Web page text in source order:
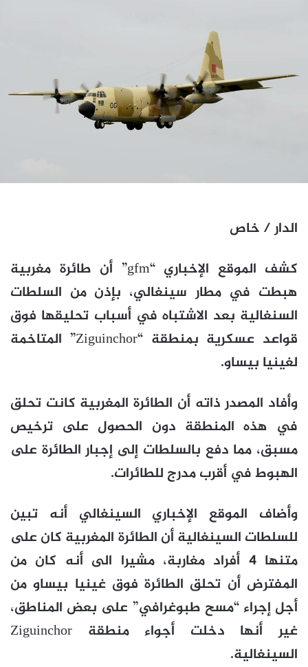
الدار / خاص
كشف الموقع الإخباري “gfm” أن طائرة مغربية
هبطت في مطار سينغالي، بإذن من السلطات
السنغالية بعد الاشتباه في أسباب تحليقها فوق
قواعد عسكرية بمنطقة “Ziguinchor” المتاخمة
لغينيا بيساو.
وأفاد المصدر ذاته أن الطائرة المغربية كانت تحلق
في هذه المنطقة دون الحصول على ترخيص
مسبق، مما دفع بالسلطات إلى إجبار الطائرة على
الهبوط في أقرب مدرج للطائرات.
وأضاف الموقع الإخباري السينغالي أنه تبين
للسلطات السينغالية أن الطائرة المغربية كان على
متنها 4 أفراد مغاربة، مشيرا الى أنه كان من
المفترض أن تحلق الطائرة فوق غينيا بيساو من
أجل إجراء “مسح طبوغرافي” على بعض المناطق،
غير أنها دخلت أجواء منطقة Ziguinchor
السينغالية.